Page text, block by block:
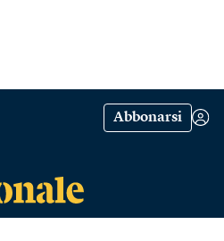
Abbonarsi